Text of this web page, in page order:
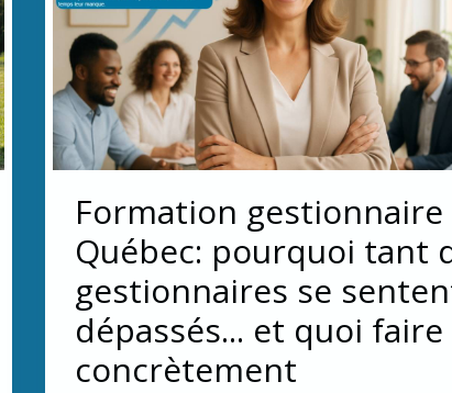
Formation gestionnaire
Québec: pourquoi tant
gestionnaires se
dépassés... et quoi faire
concrètement